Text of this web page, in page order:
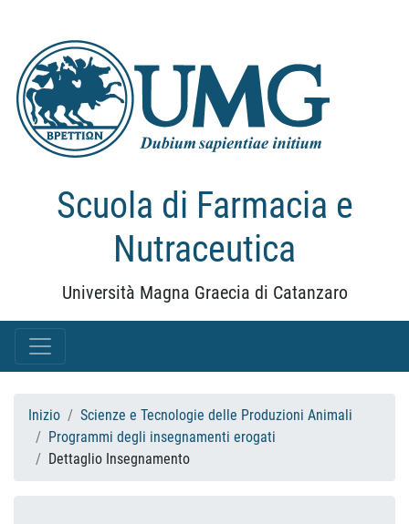
Scuola di Farmacia e
Nutraceutica
Università Magna Graecia di Catanzaro
Inizio
Scienze e Tecnologie delle Produzioni Animali
Programmi degli insegnamenti erogati
Dettaglio Insegnamento